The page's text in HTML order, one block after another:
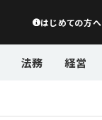
はじめての方へ
法務 経営